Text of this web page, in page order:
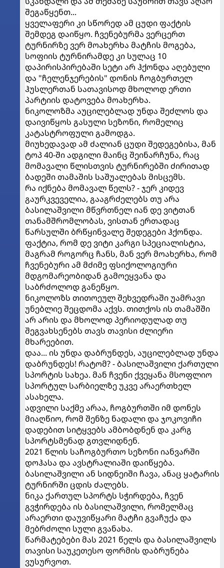
შეგაწყენთ...
ყველაფერი კი სწორედ ამ ცუდი ფაქტის
შემდეგ დაიწყო. ჩვენებურმა ვერცერთ
ტურნირზე ვერ მოახერხა მატჩის მოგება,
სოფიის ტურნირამდე კი სულაც 10
დაპირისპირებაში სეტი არ ჰქონდა აღებული
და "ჩელენჯერების" დონის ჩოგბურთელ
ჰუსლერთან სათავისოდ მხოლოდ ერთი
პარტიის დატოვება მოახერხა.
ნიკოლოზმა აუცილებლად უნდა შეძლოს და
დაივიწყოს გასული სეზონი, რომელიც
კატასტროფული გამოდგა.
მიუხედავად ამ ძალიან ცუდი შედეგებისა, მან
ტოპ 40-ში ადგილი მაინც შეინარჩუნა, რაც
მომავალი წლისთვის ტურნირებში ძირითად
ბადეში თამაშის საშუალებას მისცემს.
რა იქნება მომავალ წელს? - ჯერ კიდევ
გაურკვეველია, გააგრძელებს თუ არა
ბასილაშვილი მწვრთნელ იან დე ვიტთან
თანამშრომლობას, ვისთან ერთადაც
წარსულში ბრწყინვალე შედეგები ჰქონდა.
ფაქტია, რომ დე ვიტი კარგი სპეციალისტია,
მაგრამ როგორც ჩანს, მან ვერ მოახერხა, რომ
ჩვენებური ამ მძიმე ფსიქოლოგიური
მდგომარეობიდან გამოეყვანა და
საბრძოლოდ განეწყო.
ნიკოლოზს თითოეულ შეხვედრაში უამრავი
უნებლიე შეცდომა აქვს. თითქოს ის თამაშში
არ არის და მხოლოდ პერიოდულად თუ
შეგვახსენებს თავს თავისი ძლიერი
მხარეებით.
დაა... ის უნდა დაბრუნდეს, აუცილებლად უნდა
დაბრუნდეს! რატომ? - ბასილაშვილი ქართული
სპორტის სახეა. მან ჩვენი ქვეყანა მსოფლიო
სპორტულ სარბიელზე უკვე არაერთხელ
ასახელა.
ადვილი საქმე არაა, ჩოგბურთში იმ დონეს
მიაღწიო, რომ შენზე ნადალი და ჯოკოვიჩი
დადებით სიტყვებს ამბობდნენ და კარგ
სპორტსმენად გთვლიდნენ.
2021 წლის საჩოგბურთო სეზონი იანვარში
დოჰასა და ავსტრალიაში დაიწყება.
ბასილაშვილი ან სიდნეიში ჩავა, ანაც ყატარის
ტურნირში ცდის ძალებს.
ნიკა ქართულ სპორტს სჭირდება, ჩვენ
გვჭირდება ის ბასილაშვილი, რომელმაც
არაერთი დაუვიწყარი მატჩი გვაჩუქა და
მებრძოლი სული გვანახა.
წარმატებები მას 2021 წელს და ბასილაშვილს
თავისი საუკეთესო ფორმის დაბრუნება
ვუსურვოთ.